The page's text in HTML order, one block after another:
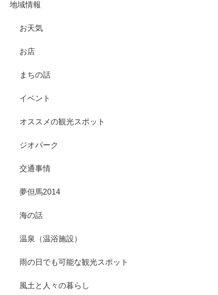
地域情報
お天気
お店
まちの話
イベント
オススメの観光スポット
ジオパーク
交通事情
夢但馬2014
海の話
温泉（温浴施設）
雨の日でも可能な観光スポット
風土と人々の暮らし